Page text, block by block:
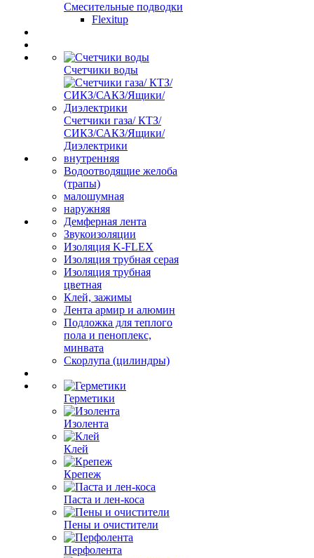
Смесительные подводки
Flexitup
Счетчики воды
Счетчики газа/ КТЗ/
СИКЗ/САКЗ/Ящики/
Диэлектрики
внутренняя
Водоотводящие желоба
(трапы)
малошумная
наружняя
Демферная лента
Звукоизоляции
Изоляция K-FLEX
Изоляция трубная серая
Изоляция трубная
цветная
Клей, зажимы
Лента армир и алюмин
Подложка для теплого
пола и пеноплекс,
минвата
Скорлупа (цилиндры)
Герметики
Изолента
Клей
Крепеж
Паста и лен-коса
Пены и очистители
Перфолента